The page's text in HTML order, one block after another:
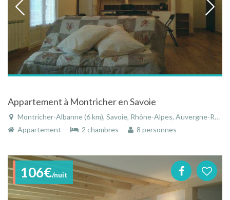
Appartement à Montricher en Savoie
Montricher-Albanne (6 km), Savoie, Rhône-Alpes, Auvergne-Rhône-Alpes, France
Appartement
2 chambres 8 personnes
106€/nuit